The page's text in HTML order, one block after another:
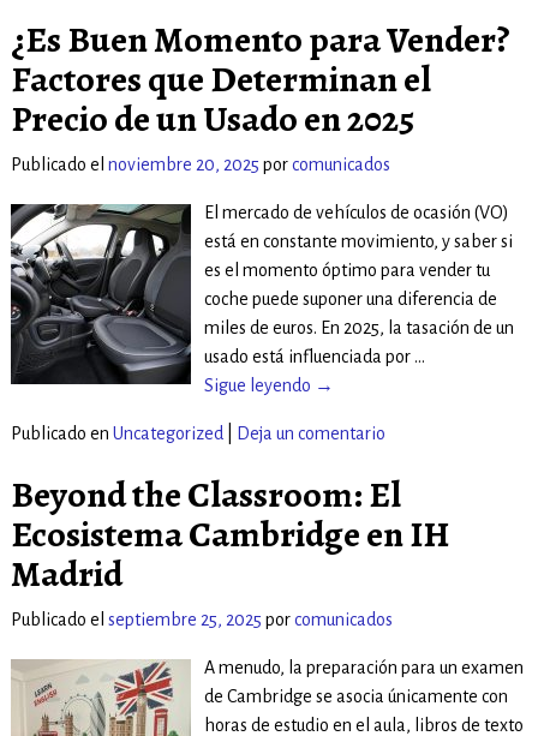
¿Es Buen Momento para Vender?
Factores que Determinan el
Precio de un Usado en 2025
Publicado el noviembre 20, 2025 porcomunicados
El mercado de vehículos de ocasión (VO)
está en constante movimiento, y saber si
es el momento óptimo para vender tu
coche puede suponer una diferencia de
miles de euros. En 2025, la tasación de un
usado está influenciada por …
Sigue leyendo →
Publicado en Uncategorized Deja un comentario
Beyond the Classroom: El
Ecosistema Cambridge en IH
Madrid
Publicado el septiembre 25, 2025 porcomunicados
A menudo, la preparación para un examen
de Cambridge se asocia únicamente con
horas de estudio en el aula, libros de texto